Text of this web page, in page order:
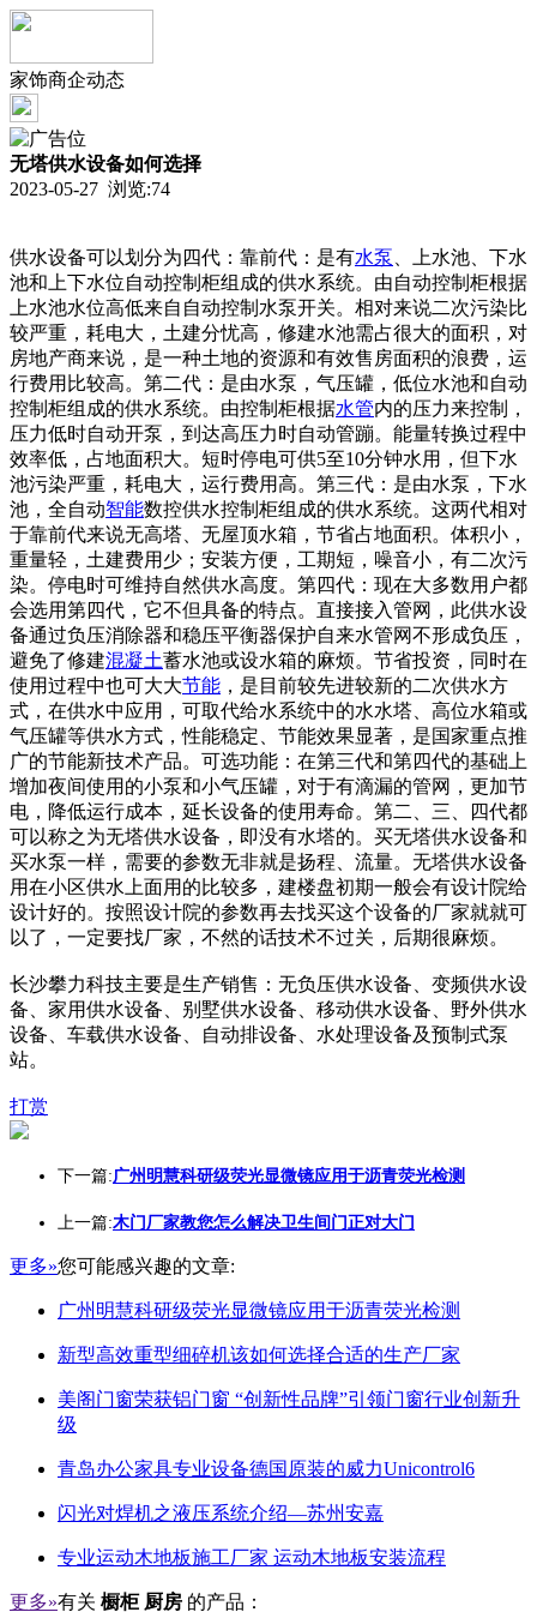
家饰商企动态
无塔供水设备如何选择
2023-05-27 浏览:74
供水设备可以划分为四代：靠前代：是有水泵 、上水池、下水
池和上下水位自动控制柜组成的供水系统。由自动控制柜根据
上水池水位高低来自自动控制水泵开关。相对来说二次污染比
较严重，耗电大，土建分忧高，修建水池需占很大的面积，对
房地产商来说，是一种土地的资源和有效售房面积的浪费，运
行费用比较高。第二代：是由水泵，气压罐，低位水池和自动
控制柜组成的供水系统。由控制柜根据水管内的压力来控制，
压力低时自动开泵，到达高压力时自动管蹦。能量转换过程中
效率低，占地面积大。短时停电可供5至10分钟水用，但下水
池污染严重，耗电大，运行费用高。第三代：是由水泵，下水
池，全自动智能数控供水控制柜组成的供水系统。这两代相对
于靠前代来说无高塔、无屋顶水箱，节省占地面积。体积小，
重量轻，土建费用少；安装方便，工期短，噪音小，有二次污
染。停电时可维持自然供水高度。第四代：现在大多数用户都
会选用第四代，它不但具备的特点。直接接入管网，此供水设
备通过负压消除器和稳压平衡器保护自来水管网不形成负压，
避免了修建混凝土蓄水池或设水箱的麻烦。节省投资，同时在
使用过程中也可大大节能 ，是目前较先进较新的二次供水方
式，在供水中应用，可取代给水系统中的水水塔、高位水箱或
气压罐等供水方式，性能稳定、节能效果显著，是国家重点推
广的节能新技术产品。可选功能：在第三代和第四代的基础上
增加夜间使用的小泵和小气压罐，对于有滴漏的管网，更加节
电，降低运行成本，延长设备的使用寿命。第二、三、四代都
可以称之为无塔供水设备，即没有水塔的。买无塔供水设备和
买水泵一样，需要的参数无非就是扬程、流量。无塔供水设备
用在小区供水上面用的比较多，建楼盘初期一般会有设计院给
设计好的。按照设计院的参数再去找买这个设备的厂家就就可
以了，一定要找厂家，不然的话技术不过关，后期很麻烦。
长沙攀力科技主要是生产销售：无负压供水设备、变频供水设
备、家用供水设备、别墅供水设备、移动供水设备、野外供水
设备、车载供水设备、自动排设备、水处理设备及预制式泵
站。
打赏
下一篇:广州明慧科研级荧光显微镜应用于沥青荧光检测
上一篇:木门厂家教您怎么解决卫生间门正对大门
更多»您可能感兴趣的文章:
广州明慧科研级荧光显微镜应用于沥青荧光检测
新型高效重型细碎机该如何选择合适的生产厂家
美阁门窗荣获铝门窗 “创新性品牌”引领门窗行业创新升
级
青岛办公家具专业设备德国原装的威力Unicontrol6
闪光对焊机之液压系统介绍—苏州安嘉
专业运动木地板施工厂家 运动木地板安装流程
更多»有关 橱柜 厨房 的产品：